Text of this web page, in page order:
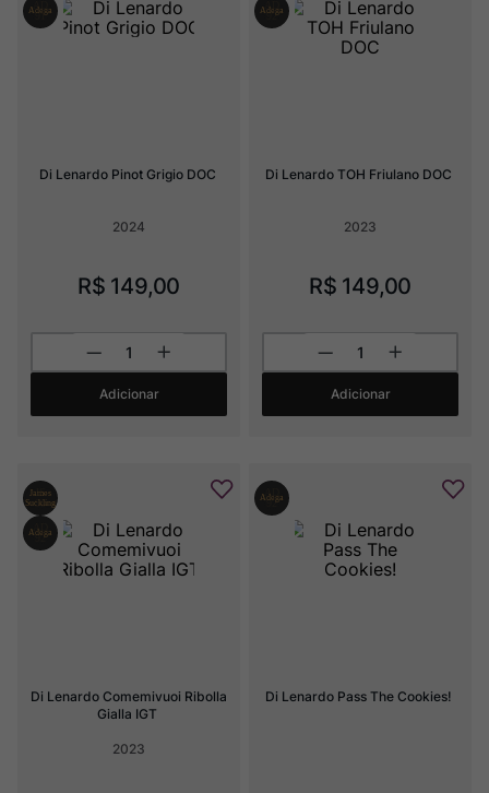
Di Lenardo Pinot Grigio DOC
2024
R$ 149,00
Adicionar
Di Lenardo TOH Friulano DOC
2023
R$ 149,00
Adicionar
Di Lenardo Comemivuoi Ribolla
Gialla IGT
2023
Di Lenardo Pass The Cookies!
8º Ver Sacrum